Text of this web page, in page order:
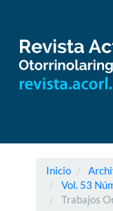
principal
Barra
lateral
Inicio
Vol. 53
Trabajos